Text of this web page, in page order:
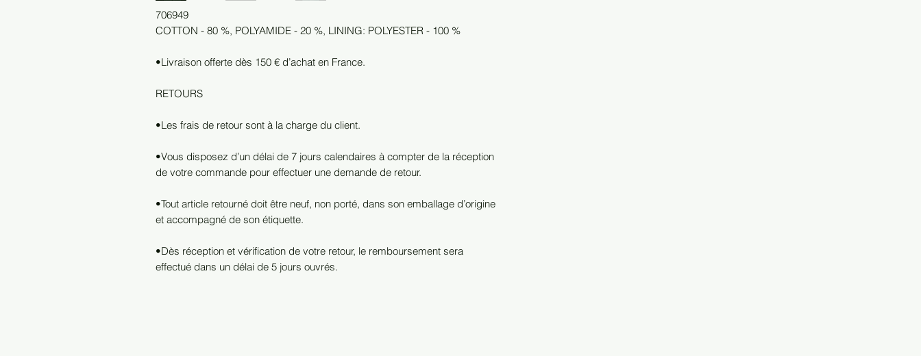
706949
COTTON - 80 %, POLYAMIDE - 20 %, LINING: POLYESTER - 100 %
•Livraison offerte dès 150 € d’achat en France.
RETOURS
•Les frais de retour sont à la charge du client.
•Vous disposez d’un délai de 7 jours calendaires à compter de la réception
de votre commande pour effectuer une demande de retour.
•Tout article retourné doit être neuf, non porté, dans son emballage d’origine
et accompagné de son étiquette.
•Dès réception et vérification de votre retour, le remboursement sera
effectué dans un délai de 5 jours ouvrés.